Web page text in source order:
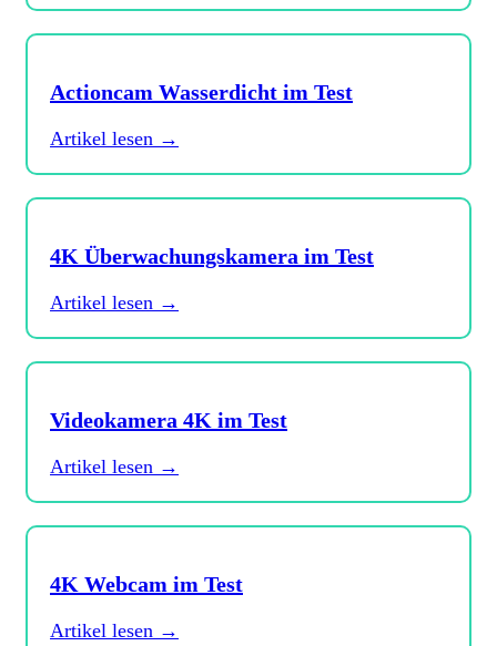
Actioncam Wasserdicht im Test
Artikel lesen →
4K Überwachungskamera im Test
Artikel lesen →
Videokamera 4K im Test
Artikel lesen →
4K Webcam im Test
Artikel lesen →